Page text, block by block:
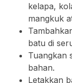
kelapa,
mangkuk
batu di
Tuangkan
bahan.
Letakkan